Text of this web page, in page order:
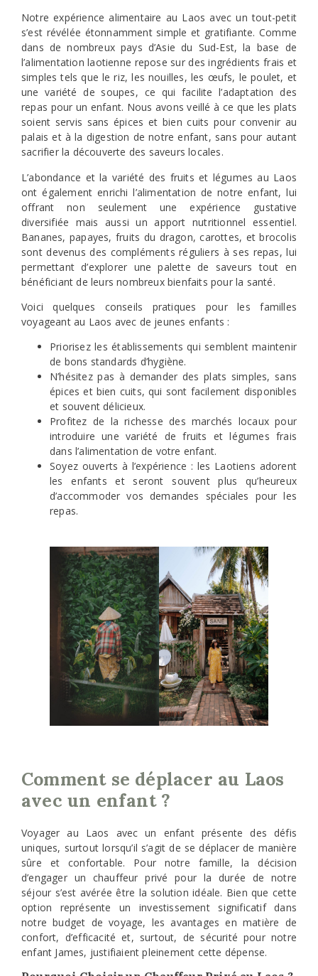
Notre expérience alimentaire au Laos avec un tout-petit
s’est révélée étonnamment simple et gratifiante. Comme
dans de nombreux pays d’Asie du Sud-Est, la base de
l’alimentation laotienne repose sur des ingrédients frais et
simples tels que le riz, les nouilles, les œufs, le poulet, et
une variété de soupes, ce qui facilite l’adaptation des
repas pour un enfant. Nous avons veillé à ce que les plats
soient servis sans épices et bien cuits pour convenir au
palais et à la digestion de notre enfant, sans pour autant
sacrifier la découverte des saveurs locales.
L’abondance et la variété des fruits et légumes au Laos
ont également enrichi l’alimentation de notre enfant, lui
offrant non seulement une expérience gustative
diversifiée mais aussi un apport nutritionnel essentiel.
Bananes, papayes, fruits du dragon, carottes, et brocolis
sont devenus des compléments réguliers à ses repas, lui
permettant d’explorer une palette de saveurs tout en
bénéficiant de leurs nombreux bienfaits pour la santé.
Voici quelques conseils pratiques pour les familles
voyageant au Laos avec de jeunes enfants :
Priorisez les établissements qui semblent maintenir
de bons standards d’hygiène.
N’hésitez pas à demander des plats simples, sans
épices et bien cuits, qui sont facilement disponibles
et souvent délicieux.
Profitez de la richesse des marchés locaux pour
introduire une variété de fruits et légumes frais
dans l’alimentation de votre enfant.
Soyez ouverts à l’expérience : les Laotiens adorent
les enfants et seront souvent plus qu’heureux
d’accommoder vos demandes spéciales pour les
repas.
Comment se déplacer au Laos
avec un enfant ?
Voyager au Laos avec un enfant présente des défis
uniques, surtout lorsqu’il s’agit de se déplacer de manière
sûre et confortable. Pour notre famille, la décision
d’engager un chauffeur privé pour la durée de notre
séjour s’est avérée être la solution idéale. Bien que cette
option représente un investissement significatif dans
notre budget de voyage, les avantages en matière de
confort, d’efficacité et, surtout, de sécurité pour notre
enfant James, justifiaient pleinement cette dépense.